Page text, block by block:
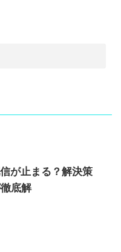
が止まる？解決策
底解